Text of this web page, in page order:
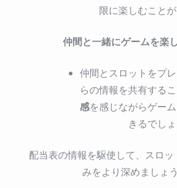
限に楽しむことが
仲間と一緒にゲームを楽
仲間とスロットをプ
らの情報を共有する
感を感じながらゲー
きるでしょ
配当表の情報を駆使して、スロッ
みをより深めましょう